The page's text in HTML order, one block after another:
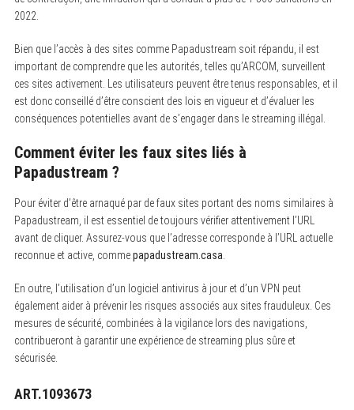
2022.
Bien que l’accès à des sites comme Papadustream soit répandu, il est
important de comprendre que les autorités, telles qu’ARCOM, surveillent
ces sites activement. Les utilisateurs peuvent être tenus responsables, et il
est donc conseillé d’être conscient des lois en vigueur et d’évaluer les
conséquences potentielles avant de s’engager dans le streaming illégal.
Comment éviter les faux sites liés à
Papadustream ?
Pour éviter d’être arnaqué par de faux sites portant des noms similaires à
Papadustream, il est essentiel de toujours vérifier attentivement l’URL
avant de cliquer. Assurez-vous que l’adresse corresponde à l’URL actuelle
reconnue et active, commepapadustream.casa
En outre, l’utilisation d’un logiciel antivirus à jour et d’un VPN peut
également aider à prévenir les risques associés aux sites frauduleux. Ces
mesures de sécurité, combinées à la vigilance lors des navigations,
contribueront à garantir une expérience de streaming plus sûre et
sécurisée.
ART.1093673